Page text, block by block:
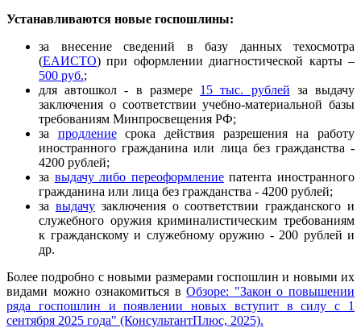
Устанавливаются новые госпошлины:
за внесение сведений в базу данных техосмотра
(ЕАИСТО) при оформлении диагностической карты –
500 руб.;
для автошкол - в размере 15 тыс. рублей за выдачу
заключения о соответствии учебно-материальной базы
требованиям Минпросвещения РФ;
за продлениесрока действия разрешения на работу
иностранного гражданина или лица без гражданства -
4200 рублей;
за выдачу либо переоформлениепатента иностранного
гражданина или лица без гражданства - 4200 рублей;
за выдачузаключения о соответствии гражданского и
служебного оружия криминалистическим требованиям
к гражданскому и служебному оружию - 200 рублей и
др.
Более подробно с новыми размерами госпошлин и новыми их
видами можно ознакомиться вОбзоре: "Закон о повышении
ряда госпошлин и появлении новых вступит в силу с 1
сентября 2025 года" (КонсультантПлюс, 2025).